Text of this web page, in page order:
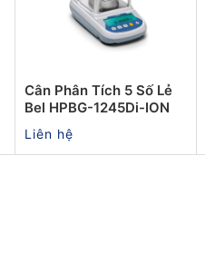
Cân Phân Tích 5 Số Lẻ
Bel HPBG-1245Di-ION
Liên hệ